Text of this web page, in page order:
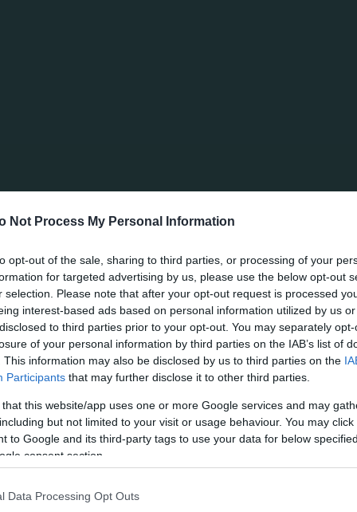
Not Process My Personal Information
opt-out of the sale, sharing to third parties, or processing of your
for targeted advertising by us, please use the below opt-out
selection. Please note that after your opt-out request is processed
interest-based ads based on personal information utilized by us
to third parties prior to your opt-out. You may separately
of your personal information by third parties on the IAB’s list of
This information may also be disclosed by us to third parties on the
Participants that may further disclose it to other third parties.
that this website/app uses one or more Google services and may
but not limited to your visit or usage behaviour. You may
to Google and its third-party tags to use your data for below
consent section.
Data Processing Opt Outs
για τις Κάρτες Διαρκείας 2021-22
όλες τις Θύρες στις οποίες διατίθενται οι Κάρτες
ανά κατηγορία κάρτας και Θύρας.